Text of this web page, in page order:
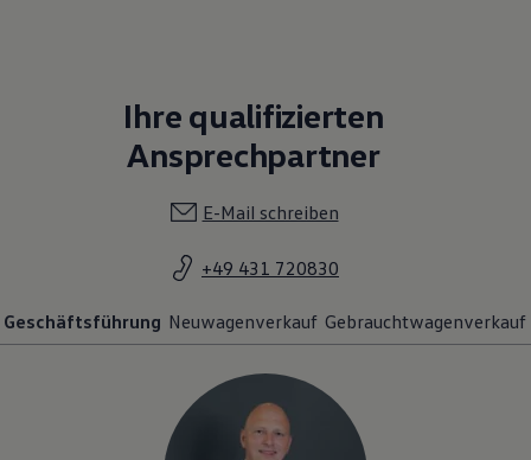
Ihre qualifizierten
Ansprechpartner
E-Mail schreiben
+49 431 720830
Geschäftsführung Neuwagenverkauf Gebrauchtwagenverkauf